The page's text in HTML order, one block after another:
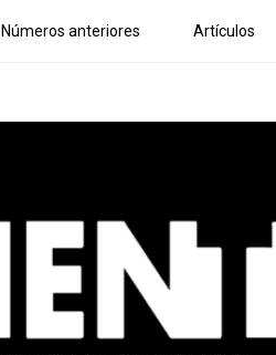
Números anteriores Artículos